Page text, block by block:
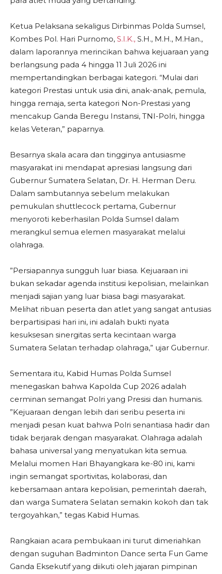
​Ketua Pelaksana sekaligus Dirbinmas Polda Sumsel,
Kombes Pol. Hari Purnomo, S.I.K., S.H., M.H., M.Han.,
dalam laporannya merincikan bahwa kejuaraan yang
berlangsung pada 4 hingga 11 Juli 2026 ini
mempertandingkan berbagai kategori. “Mulai dari
kategori Prestasi untuk usia dini, anak-anak, pemula,
hingga remaja, serta kategori Non-Prestasi yang
mencakup Ganda Beregu Instansi, TNI-Polri, hingga
kelas Veteran,” paparnya.
​Besarnya skala acara dan tingginya antusiasme
masyarakat ini mendapat apresiasi langsung dari
Gubernur Sumatera Selatan, Dr. H. Herman Deru.
Dalam sambutannya sebelum melakukan
pemukulan shuttlecock pertama, Gubernur
menyoroti keberhasilan Polda Sumsel dalam
merangkul semua elemen masyarakat melalui
olahraga.
​”Persiapannya sungguh luar biasa. Kejuaraan ini
bukan sekadar agenda institusi kepolisian, melainkan
menjadi sajian yang luar biasa bagi masyarakat.
Melihat ribuan peserta dan atlet yang sangat antusias
berpartisipasi hari ini, ini adalah bukti nyata
kesuksesan sinergitas serta kecintaan warga
Sumatera Selatan terhadap olahraga,” ujar Gubernur.
​Sementara itu, Kabid Humas Polda Sumsel
menegaskan bahwa Kapolda Cup 2026 adalah
cerminan semangat Polri yang Presisi dan humanis.
​”Kejuaraan dengan lebih dari seribu peserta ini
menjadi pesan kuat bahwa Polri senantiasa hadir dan
tidak berjarak dengan masyarakat. Olahraga adalah
bahasa universal yang menyatukan kita semua.
Melalui momen Hari Bhayangkara ke-80 ini, kami
ingin semangat sportivitas, kolaborasi, dan
kebersamaan antara kepolisian, pemerintah daerah,
dan warga Sumatera Selatan semakin kokoh dan tak
tergoyahkan,” tegas Kabid Humas.
​Rangkaian acara pembukaan ini turut dimeriahkan
dengan suguhan Badminton Dance serta Fun Game
Ganda Eksekutif yang diikuti oleh jajaran pimpinan